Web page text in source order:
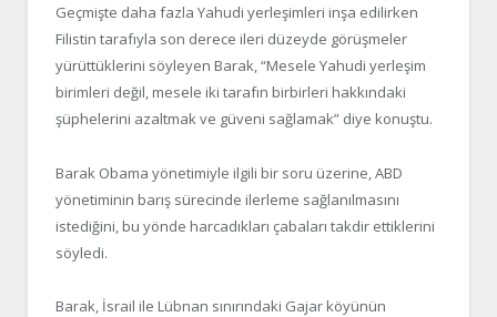
Geçmişte daha fazla Yahudi yerleşimleri inşa edilirken
Filistin tarafıyla son derece ileri düzeyde görüşmeler
yürüttüklerini söyleyen Barak, “Mesele Yahudi yerleşim
birimleri değil, mesele iki tarafın birbirleri hakkındaki
şüphelerini azaltmak ve güveni sağlamak” diye konuştu.
Barak Obama yönetimiyle ilgili bir soru üzerine, ABD
yönetiminin barış sürecinde ilerleme sağlanılmasını
istediğini, bu yönde harcadıkları çabaları takdir ettiklerini
söyledi.
Barak, İsrail ile Lübnan sınırındaki Gajar köyünün